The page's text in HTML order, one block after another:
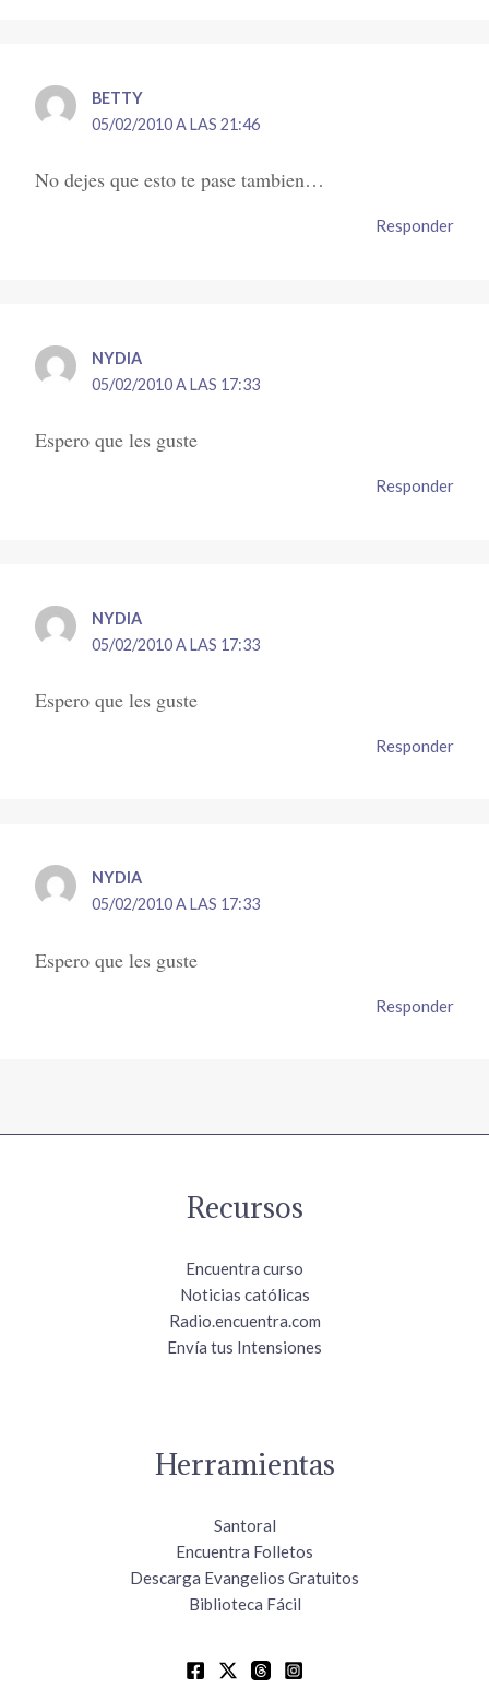
BETTY
05/02/2010 A LAS 21:46
No dejes que esto te pase tambien…
Responder
NYDIA
05/02/2010 A LAS 17:33
Espero que les guste
Responder
NYDIA
05/02/2010 A LAS 17:33
Espero que les guste
Responder
NYDIA
05/02/2010 A LAS 17:33
Espero que les guste
Responder
Recursos
Encuentra curso
Noticias católicas
Radio.encuentra.com
Envía tus Intensiones
Herramientas
Santoral
Encuentra Folletos
Descarga Evangelios Gratuitos
Biblioteca Fácil